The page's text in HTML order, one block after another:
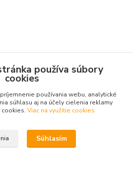
používa súbory
cookies
používania webu, analytické
súhlasu aj na účely cielenia reklamy
cookies. Viac na využitie cookies
Súhlasím